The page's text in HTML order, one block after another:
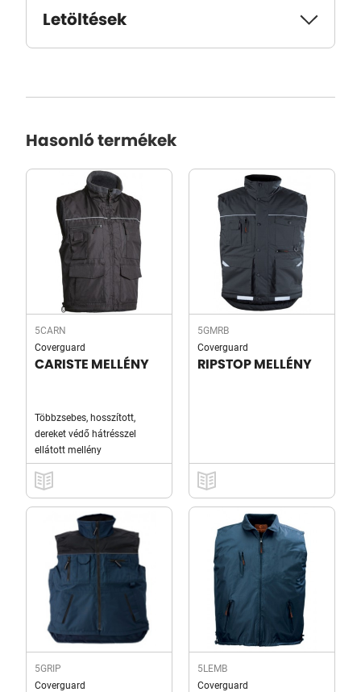
Letöltések
Hasonló termékek
5CARN
Coverguard
CARISTE MELLÉNY
Többzsebes, hosszított,
dereket védő hátrésszel
ellátott mellény
5GMRB
Coverguard
RIPSTOP MELLÉNY
5GRIP
Coverguard
5LEMB
Coverguard